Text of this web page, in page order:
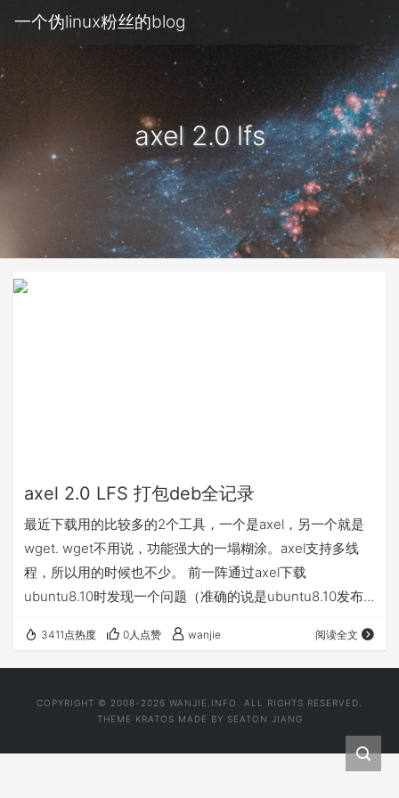
一个伪linux粉丝的blog
axel 2.0 lfs
axel 2.0 LFS 打包deb全记录
最近下载用的比较多的2个工具，一个是axel，另一个就是
wget. wget不用说，功能强大的一塌糊涂。axel支持多线
程，所以用的时候也不少。 前一阵通过axel下载
ubuntu8.10时发现一个问题（准确的说是ubuntu8.10发布
error。。。下载终止, 详见
https://bugs.launchpad.net/ubuntu/+source/axel/+bug/
3411点热度 0人点赞 wanjie 阅读全文
COPYRIGHT © 2008-2026 WANJIE.INFO. ALL RIGHTS RESERVED.
THEME KRATOS MADE BY SEATON JIANG